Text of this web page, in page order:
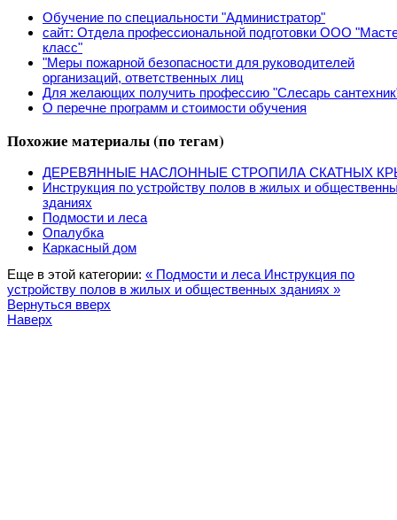
Обучение по специальности "Администратор"
сайт: Отдела профессиональной подготовки ООО
класс"
"Меры пожарной безопасности для руководителей
организаций, ответственных лиц
Для желающих получить профессию "Слесарь
О перечне программ и стоимости обучения
Похожие материалы (по тегам)
ДЕРЕВЯННЫЕ НАСЛОННЫЕ СТРОПИЛА СКАТНЫХ
Инструкция по устройству полов в жилых и
зданиях
Подмости и леса
Опалубка
Каркасный дом
Еще в этой категории: « Подмости и леса Инструкция по
устройству полов в жилых и общественных зданиях »
Вернуться вверх
Наверх